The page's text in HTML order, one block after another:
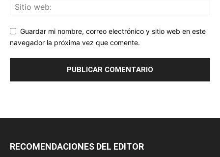
Guardar mi nombre, correo electrónico y sitio web en este
navegador la próxima vez que comente.
RECOMENDACIONES DEL EDITOR